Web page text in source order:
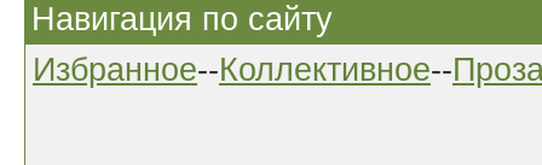
Навигация по сайту
Избранное--Коллективное--